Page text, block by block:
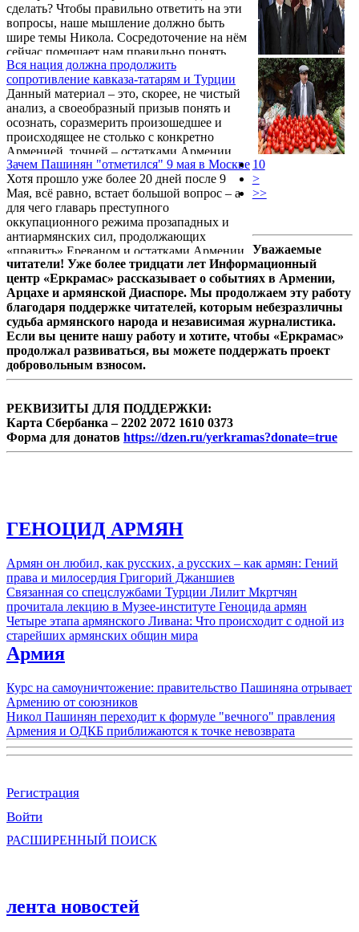
сделать? Чтобы правильно ответить на эти
вопросы, наше мышление должно быть
шире темы Никола. Сосредоточение на нём
сейчас помешает нам правильно понять
новую реальность.
Вся нация должна продолжить
сопротивление кавказа-татарям и Турции
Данный материал – это, скорее, не чистый
анализ, а своеобразный призыв понять и
осознать, соразмерить произошедшее и
происходящее не столько с конкретно
Арменией, точней – остатками Армении,
сколько – со всеми армянами. И моё как бы
наблюдение-исследование касается не
только тех, кто прямо вот сейчас
продолжает жить и страдать в Закавказье,
на той резервации, которую оставили нам
фашисты-пантюркисты и их пособники из
числа «бархоточных» (2018 года)
коллаборационистов-предателей и
откровенных агентов ...
Зачем Пашинян "отметился" 9 мая в Москве
Хотя прошло уже более 20 дней после 9
Мая, всё равно, встает большой вопрос – а
для чего главарь преступного
оккупационного режима прозападных и
антиармянских сил, продолжающих
«править» Ереваном и остатками Армении,
ездил в Москву, да ещё после стольких ярко
демонстративных и именно антирусских
(даже не антироссийских!!!) и
антипутинских демаршей, длящихся с куда
более ранних сроков, чем 2018 год?
10
>
>>
Уважаемые
читатели! Уже более тридцати лет Информационный
центр «Еркрамас» рассказывает о событиях в Армении,
Арцахе и армянской Диаспоре. Мы продолжаем эту работу
благодаря поддержке читателей, которым небезразличны
судьба армянского народа и независимая журналистика.
Если вы цените нашу работу и хотите, чтобы «Еркрамас»
продолжал развиваться, вы можете поддержать проект
добровольным взносом.
РЕКВИЗИТЫ ДЛЯ ПОДДЕРЖКИ:
Карта Сбербанка – 2202 2072 1610 0373
Форма для донатов https://dzen.ru/yerkramas?donate=true
ГЕНОЦИД АРМЯН
Армян он любил, как русских, а русских – как армян: Гений
права и милосердия Григорий Джаншиев
Связанная со спецслужбами Турции Лилит Мкртчян
прочитала лекцию в Музее-институте Геноцида армян
Четыре этапа армянского Ливана: Что происходит с одной из
старейших армянских общин мира
Армия
Курс на самоуничтожение: правительство Пашиняна отрывает
Армению от союзников
Никол Пашинян переходит к формуле "вечного" правления
Армения и ОДКБ приближаются к точке невозврата
Регистрация
Войти
РАСШИРЕННЫЙ ПОИСК
лента новостей